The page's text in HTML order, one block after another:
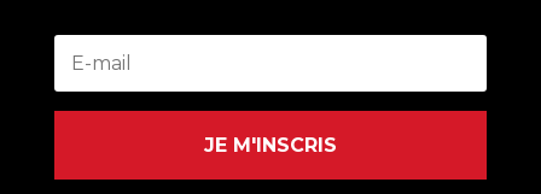
JE M'INSCRIS